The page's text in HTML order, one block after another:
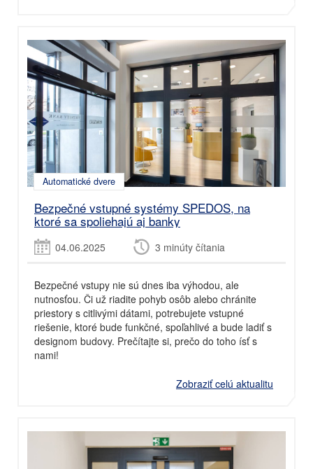
Automatické dvere
Bezpečné vstupné systémy SPEDOS, na
ktoré sa spoliehajú aj banky
04.06.2025 3 minúty čítania
Bezpečné vstupy nie sú dnes iba výhodou, ale
nutnosťou. Či už riadite pohyb osôb alebo chránite
priestory s citlivými dátami, potrebujete vstupné
riešenie, ktoré bude funkčné, spoľahlivé a bude ladiť s
designom budovy. Prečítajte si, prečo do toho ísť s
nami!
Zobraziť celú aktualitu